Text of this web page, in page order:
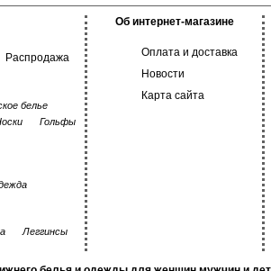
Распродажа
белье
Гольфы
Леггинсы
Об интернет-магазине
Оплата и доставка
Новости
Карта сайта